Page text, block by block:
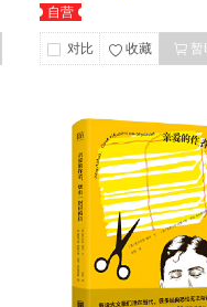
自营
对比 收藏 暂